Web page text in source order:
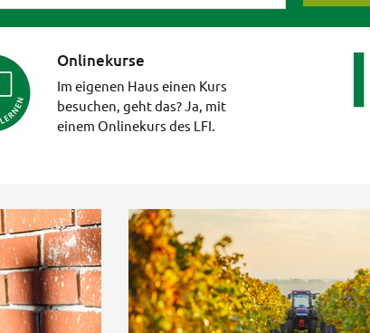
Onlinekurse
Im eigenen Haus einen Kurs
besuchen, geht das? Ja, mit
einem Onlinekurs des LFI.